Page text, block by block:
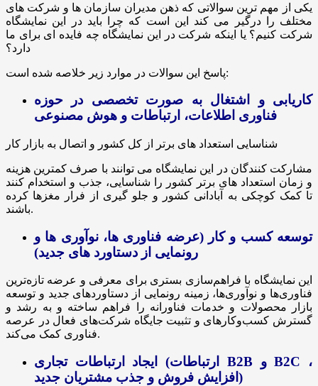
یکی از مهم ترین سوالاتی که ذهن مدیران سازمان ها و شرکت های
مختلف را درگیر می کند این است که چرا باید در این نمایشگاه
شرکت کنیم؟ یا اینکه شرکت در این نمایشگاه چه فایده ای برای ما
دارد؟
پاسخ این سوالات در موارد زیر خلاصه شده است:
کاریابی و اشتغال به صورت تخصصی در حوزه
فناوری اطلاعات، ارتباطات و هوش مصنوعی
شناسایی استعداد های برتر از کل کشور و اتصال به بازار کار
مشارکت کنندگان در این نمایشگاه می توانند با صرف کمترین هزینه
و زمان استعداد های برتر کشور را شناسایی، جذب و استخدام کنند
تا کمک کوچکی به آبادانی کشور و جلو گیری از فرار مغزها کرده
باشند.
توسعه کسب و کار (عرضه فناوری ها، نوآوری ها و
رونمایی از دستاورد های جدید)
این نمایشگاه با فراهم‌سازی بستری برای معرفی و عرضه تازه‌ترین
فناوری‌ها و نوآوری‌ها، زمینه رونمایی از دستاوردهای جدید و توسعه
بازار محصولات و خدمات فناورانه را فراهم ساخته و به رشد و
گسترش کسب‌وکارهای و تثبیت جایگاه شرکت‌های فعال در عرصه
فناوری کمک می‌کند.
ایجاد ارتباطات تجاری (ارتباطات B2B و B2C ،
افزایش فروش و جذب مشتریان جدید)